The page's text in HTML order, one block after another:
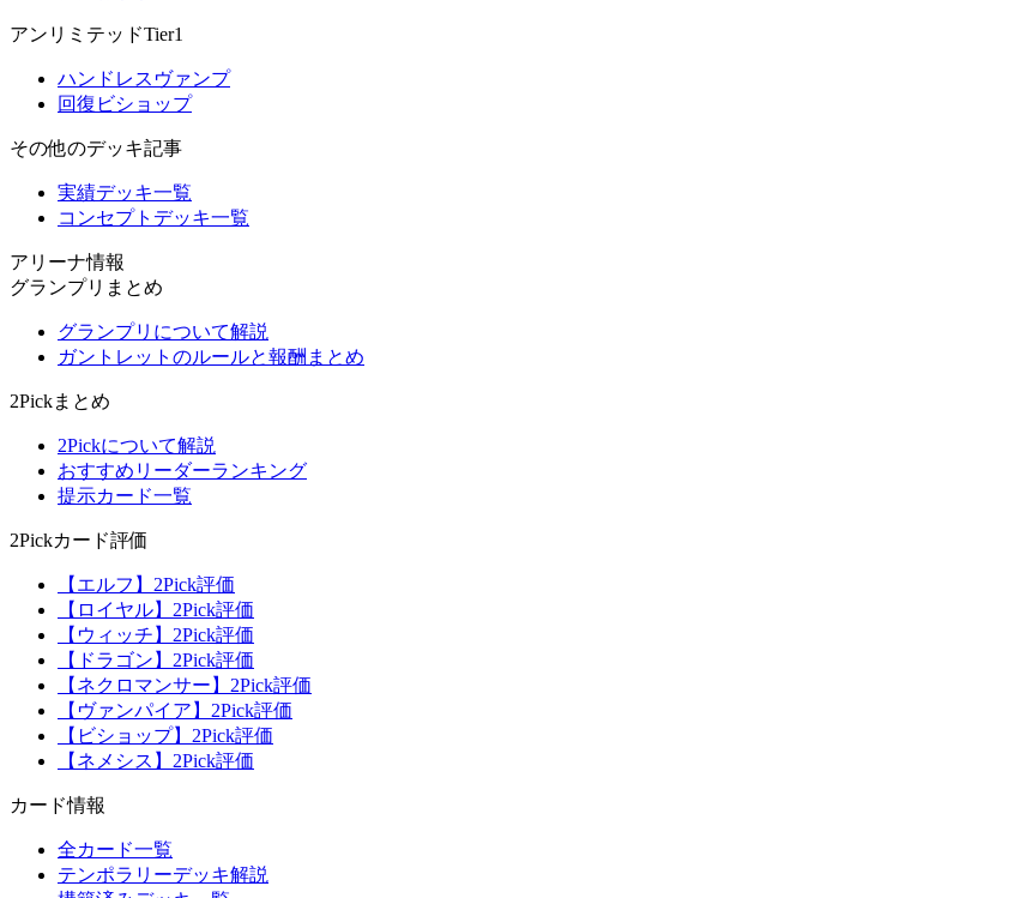
アンリミテッドTier1
ハンドレスヴァンプ
回復ビショップ
その他のデッキ記事
実績デッキ一覧
コンセプトデッキ一覧
アリーナ情報
グランプリまとめ
グランプリについて解説
ガントレットのルールと報酬まとめ
2Pickまとめ
2Pickについて解説
おすすめリーダーランキング
提示カード一覧
2Pickカード評価
【エルフ】2Pick評価
【ロイヤル】2Pick評価
【ウィッチ】2Pick評価
【ドラゴン】2Pick評価
【ネクロマンサー】2Pick評価
【ヴァンパイア】2Pick評価
【ビショップ】2Pick評価
【ネメシス】2Pick評価
カード情報
全カード一覧
テンポラリーデッキ解説